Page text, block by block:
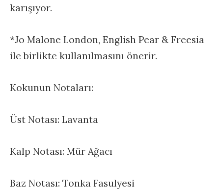
karışıyor.
*Jo Malone London, English Pear & Freesia
ile birlikte kullanılmasını önerir.
Kokunun Notaları:
Üst Notası: Lavanta
Kalp Notası: Mür Ağacı
Baz Notası: Tonka Fasulyesi